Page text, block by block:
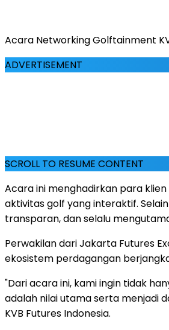
Acara Networking Golftainment
ADVERTISEMENT
SCROLL TO RESUME CONTENT
Acara ini menghadirkan para
aktivitas golf yang interaktif.
transparan, dan selalu
Perwakilan dari Jakarta Futures
ekosistem perdagangan
"Dari acara ini, kami ingin tidak
adalah nilai utama serta menjadi
KVB Futures Indonesia.